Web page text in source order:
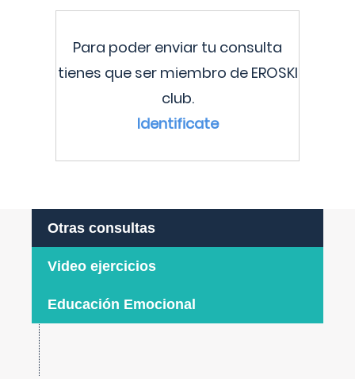
Para poder enviar tu consulta
tienes que ser miembro de EROSKI
club.
Identificate
Otras consultas
Video ejercicios
Educación Emocional